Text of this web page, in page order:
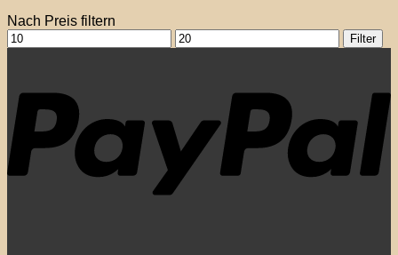
Nach Preis filtern
Min.
Preis
Max.
Preis
Filter